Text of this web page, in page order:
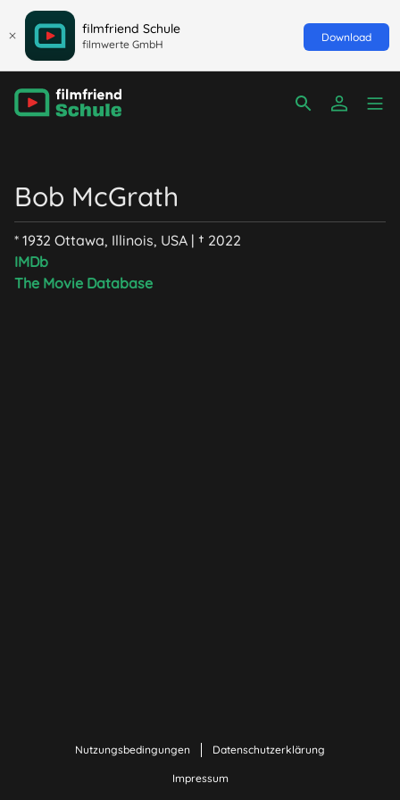
filmfriend Schule
filmwerte GmbH
Download
Bob McGrath
* 1932 Ottawa, Illinois, USA | † 2022
IMDb
The Movie Database
Nutzungsbedingungen Datenschutzerklärung
Impressum